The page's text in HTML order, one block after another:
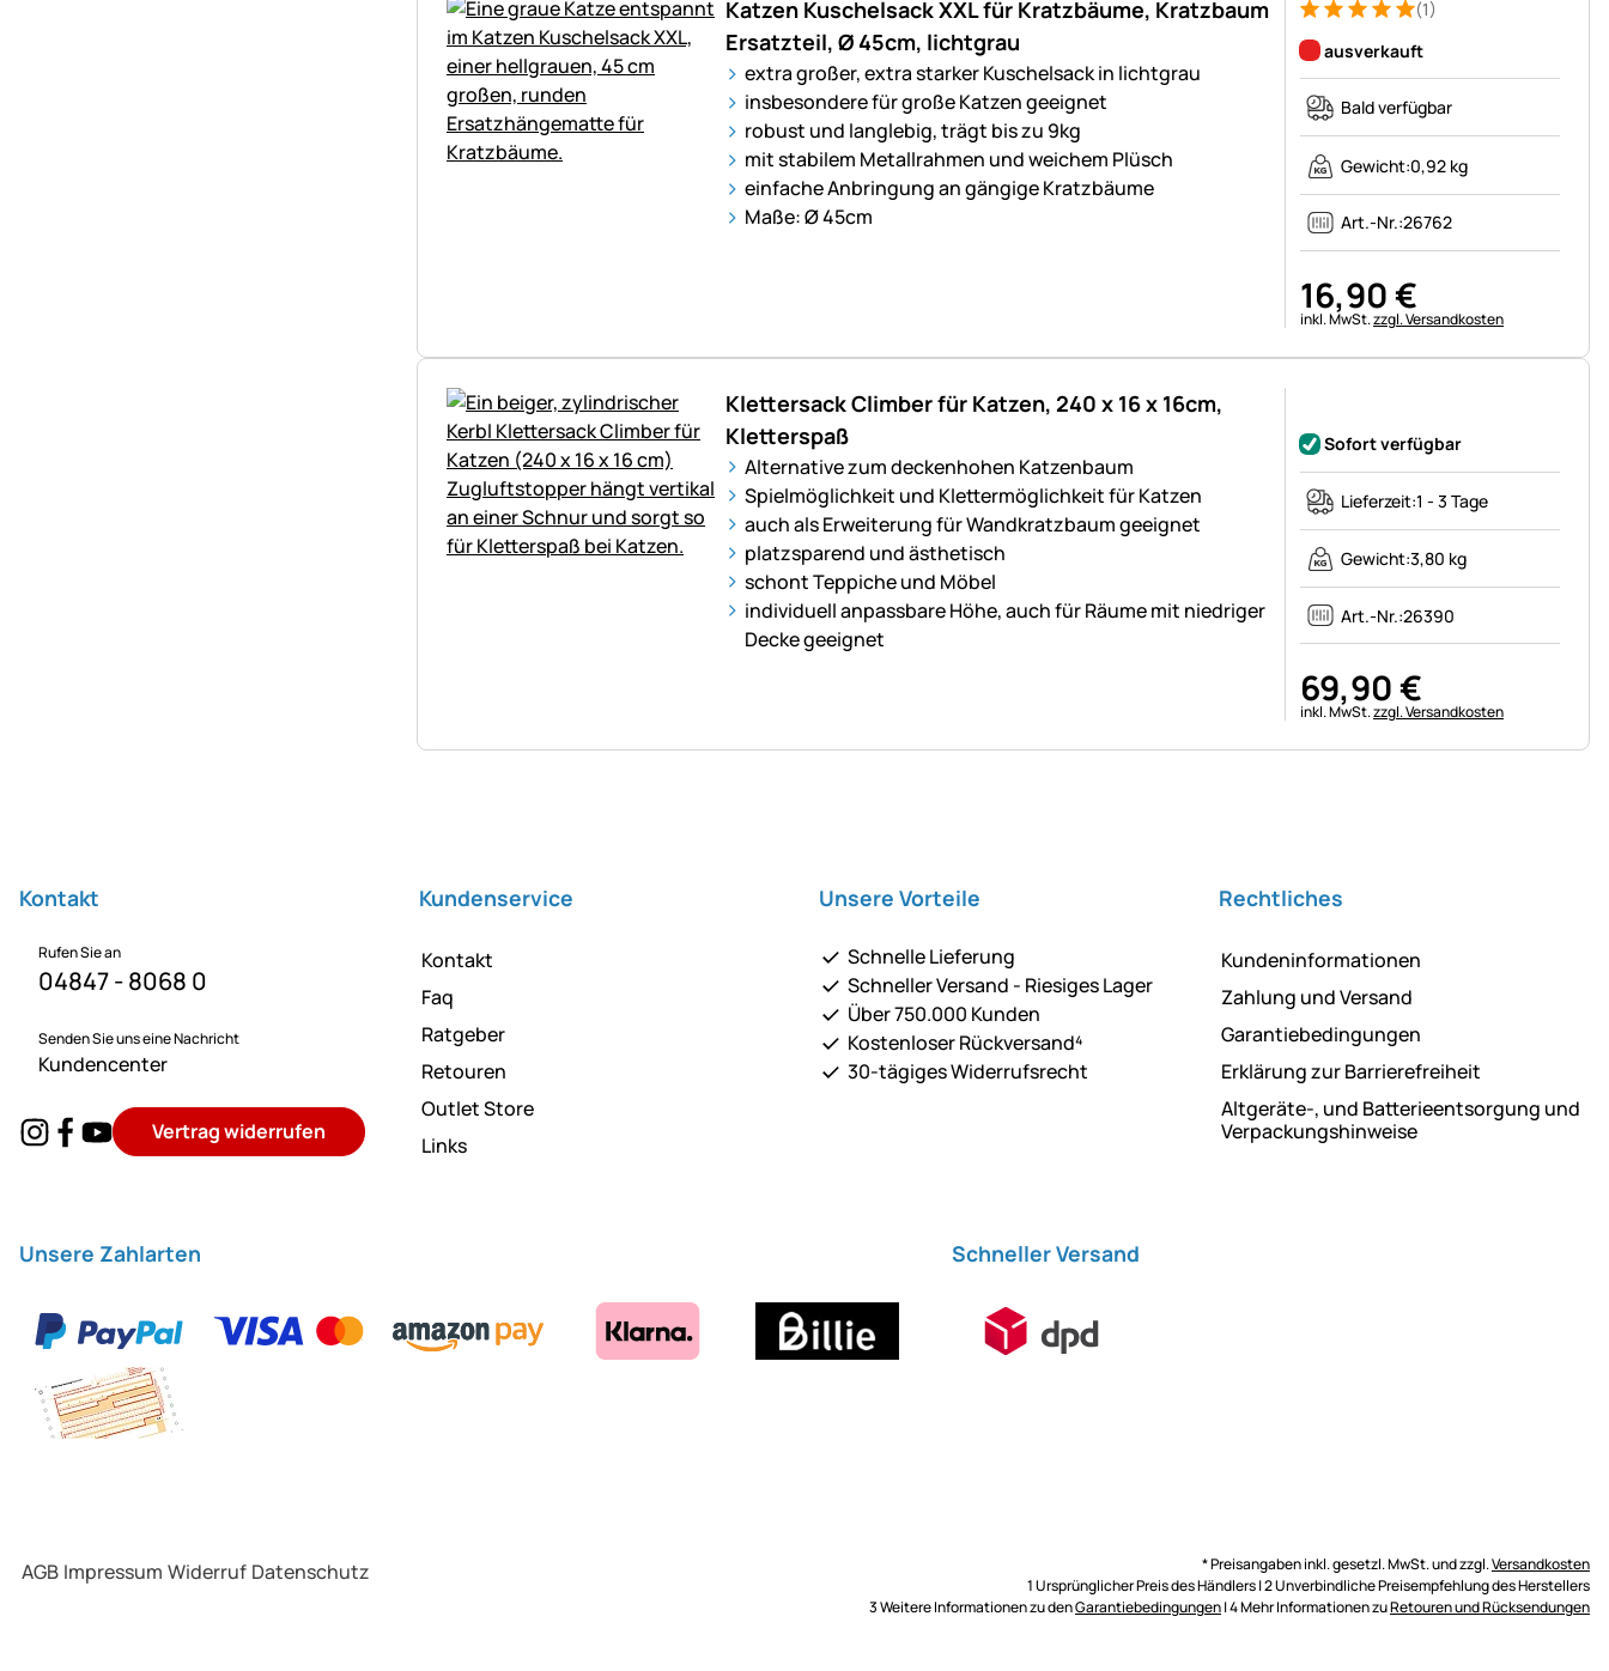
Katzen Kuschelsack XXL für Kratzbäume, Kratzbaum
Ersatzteil, Ø 45cm, lichtgrau
extra großer, extra starker Kuschelsack in lichtgrau
insbesondere für große Katzen geeignet
robust und langlebig, trägt bis zu 9kg
mit stabilem Metallrahmen und weichem Plüsch
einfache Anbringung an gängige Kratzbäume
Maße: Ø 45cm
Bewertung: 5 von 5 (1 Bewertungen)
1 Bewertung
(1)
ausverkauft
Bald verfügbar
Gewicht:0,92 kg
Art.-Nr.:26762
16,90€
Steuerhinweis:
inkl. MwSt.zzgl. Versandkosten
Klettersack Climber für Katzen, 240 x 16 x 16cm,
Kletterspaß
Alternative zum deckenhohen Katzenbaum
Spielmöglichkeit und Klettermöglichkeit für Katzen
auch als Erweiterung für Wandkratzbaum geeignet
platzsparend und ästhetisch
schont Teppiche und Möbel
individuell anpassbare Höhe, auch für Räume mit niedriger
Decke geeignet
Sofort verfügbar
Lieferzeit:1 - 3 Tage
Gewicht:3,80 kg
Art.-Nr.:26390
69,90€
Steuerhinweis:
inkl. MwSt.zzgl. Versandkosten
Kontakt
Rufen Sie an
04847 - 8068 0
Senden Sie uns eine Nachricht
Kundencenter
Vertrag widerrufen
Kundenservice
Kontakt
Faq
Ratgeber
Retouren
Outlet Store
Links
Unsere Vorteile
Schnelle Lieferung
Schneller Versand - Riesiges Lager
Über 750.000 Kunden
Kostenloser Rückversand⁴
30-tägiges Widerrufsrecht
Rechtliches
Kundeninformationen
Zahlung und Versand
Garantiebedingungen
Erklärung zur Barrierefreiheit
Altgeräte-, und Batterieentsorgung und
Verpackungshinweise
Unsere Zahlarten Schneller Versand
AGB Impressum Widerruf Datenschutz * Preisangaben inkl. gesetzl. MwSt. und zzgl.Versandkosten
1 Ursprünglicher Preis des Händlers | 2 Unverbindliche Preisempfehlung des Herstellers
3 Weitere Informationen zu denGarantiebedingungen| 4 Mehr Informationen zuRetouren und Rücksendungen